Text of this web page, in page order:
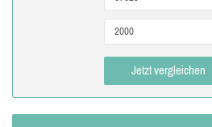
Jetzt vergleichen